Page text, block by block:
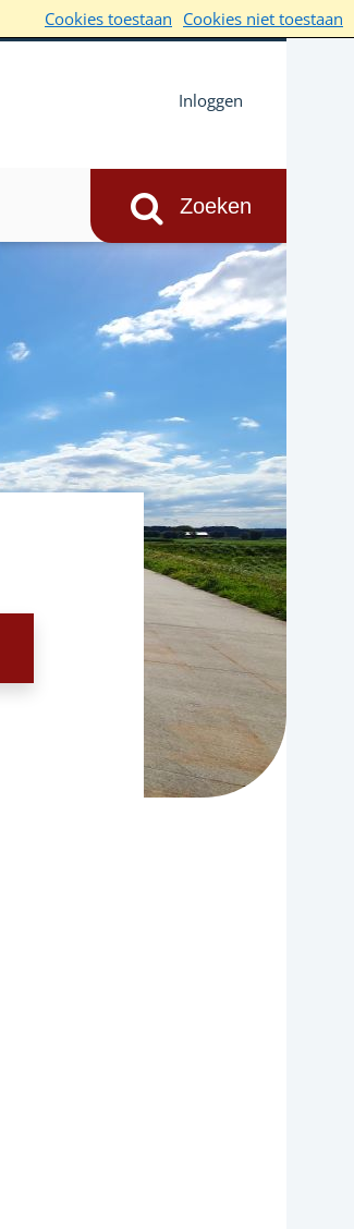
Cookies toestaan Cookies niet toestaan
Inloggen